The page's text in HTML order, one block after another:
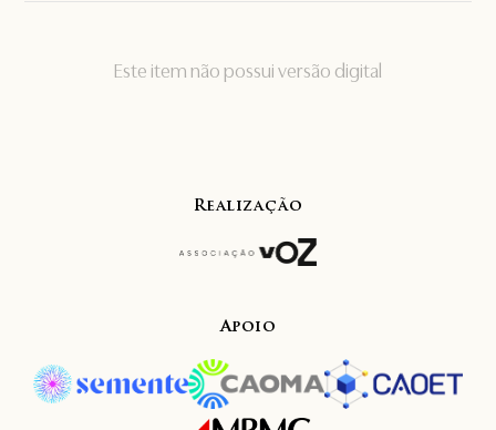
Este item não possui versão digital
Realização
Apoio